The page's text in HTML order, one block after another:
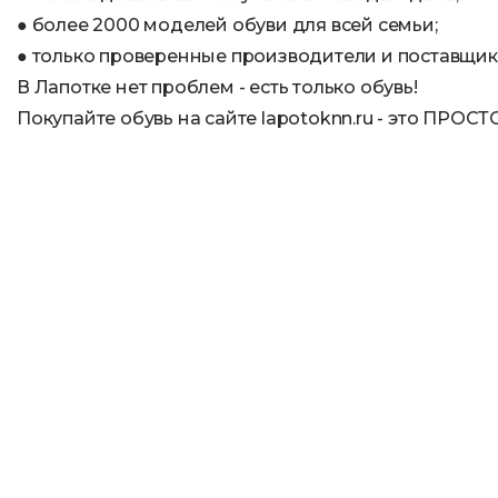
● более 2000 моделей обуви для всей семьи;
● только проверенные производители и
В Лапотке нет проблем - есть только обувь!
Покупайте обувь на сайте lapotoknn.ru - это